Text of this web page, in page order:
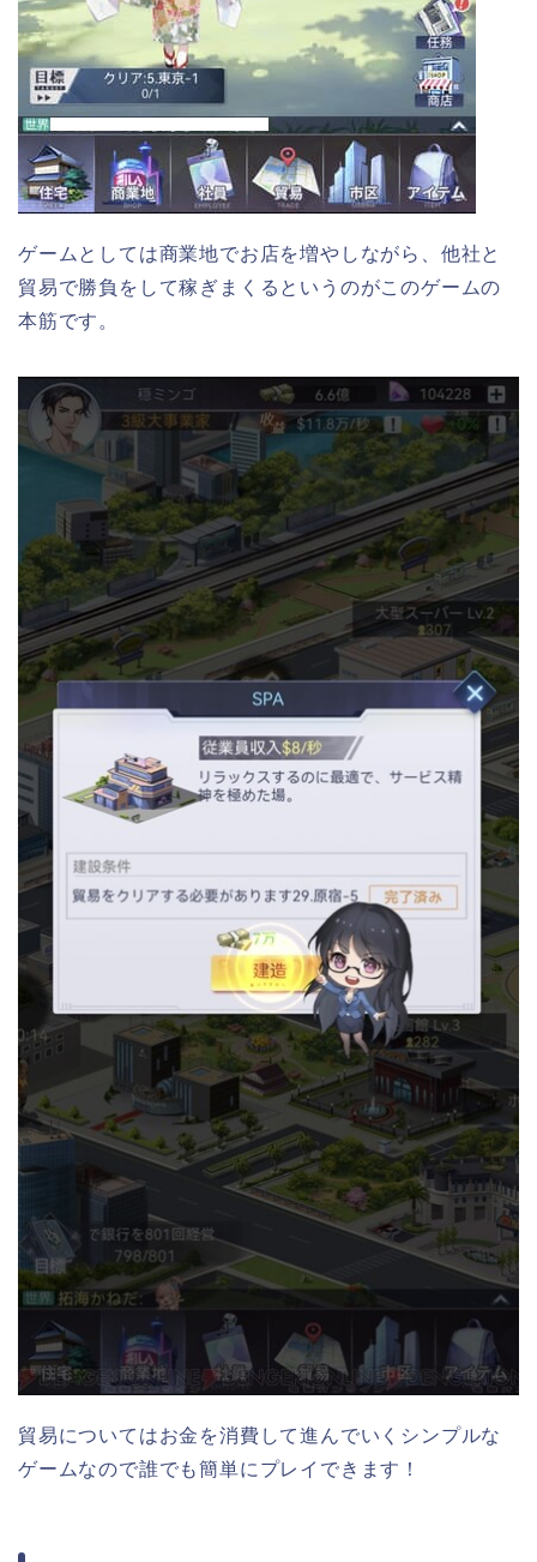
ゲームとしては商業地でお店を増やしながら、他社と
貿易で勝負をして稼ぎまくるというのがこのゲームの
本筋です。
貿易についてはお金を消費して進んでいくシンプルな
ゲームなので誰でも簡単にプレイできます！